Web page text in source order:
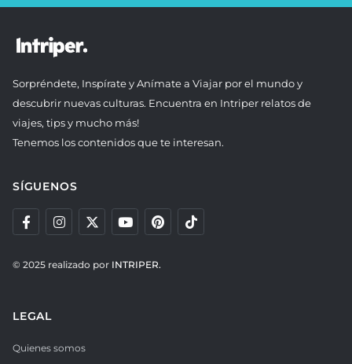
Sorpréndete, Inspírate y Anímate a Viajar por el mundo y
descubrir nuevas culturas. Encuentra en Intriper relatos de
viajes, tips y mucho más!
Tenemos los contenidos que te interesan.
SÍGUENOS
© 2025 realizado por INTRIPER.
LEGAL
Quienes somos